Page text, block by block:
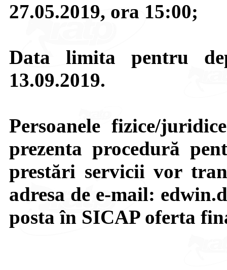
27.05.2019, ora 15:00;
Data limita pentru
13.09.2019.
Persoanele fizice/
prezenta procedură
prestări servicii vor
adresa de e-mail:
posta în SICAP oferta